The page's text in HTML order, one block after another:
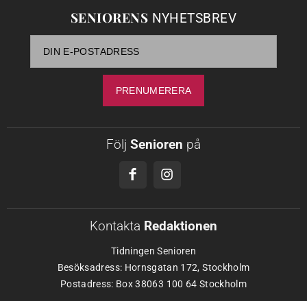
SENIORENS NYHETSBREV
Följ Senioren på
Kontakta Redaktionen
Tidningen Senioren
Besöksadress: Hornsgatan 172, Stockholm
Postadress: Box 38063 100 64 Stockholm